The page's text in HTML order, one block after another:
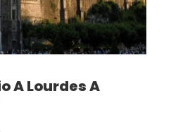
A Lourdes A